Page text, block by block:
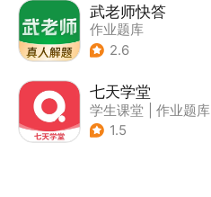
武老师快答
作业题库
2.6
七天学堂
学生课堂
作业题库
1.5